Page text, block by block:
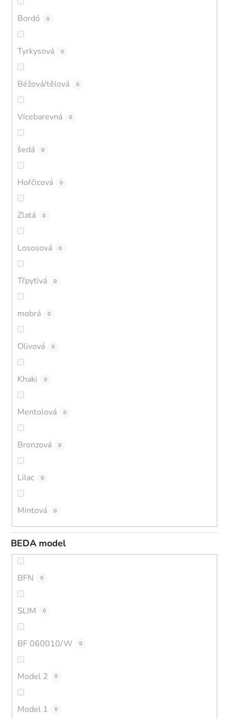
Bordó 0
Tyrkysová 0
Béžová/tělová 0
Vícebarevná 0
šedá 0
Hořčicová 0
Zlatá 0
Lososová 0
Třpytivá 0
mobrá 0
Olivová 0
Khaki 0
Mentolová 0
Bronzová 0
Lilac 0
Mintová 0
BEDA model
BFN 0
SLIM 0
BF 060010/W 0
Model 2 0
Model 1 0